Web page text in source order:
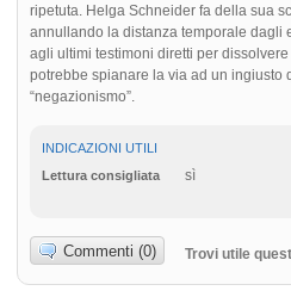
ripetuta. Helga Schneider fa della sua
annullando la distanza temporale dagli
agli ultimi testimoni diretti per
potrebbe spianare la via ad un ingiusto
“negazionismo”.
INDICAZIONI UTILI
Lettura consigliata
sì
Commenti (0) Trovi utile